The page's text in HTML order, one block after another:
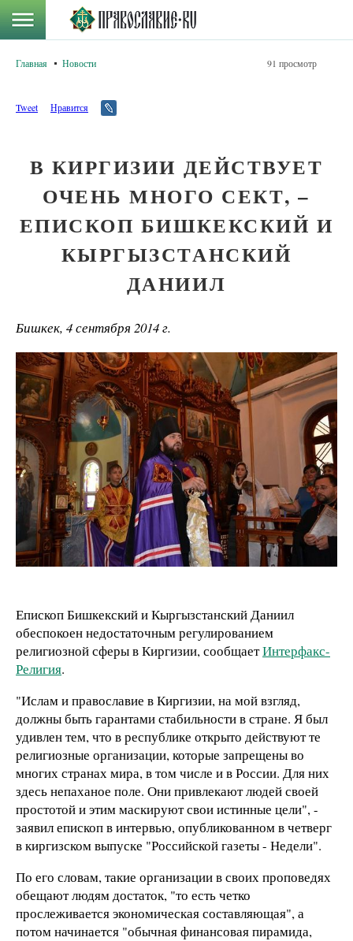
Главная Новости 91 просмотр
Tweet Нравится
В КИРГИЗИИ ДЕЙСТВУЕТ
ОЧЕНЬ МНОГО СЕКТ, –
ЕПИСКОП БИШКЕКСКИЙ И
КЫРГЫЗСТАНСКИЙ
ДАНИИЛ
Бишкек, 4 сентября 2014 г.
Епископ Бишкекский и Кыргызстанский Даниил
обеспокоен недостаточным регулированием
религиозной сферы в Киргизии, сообщаетИнтерфакс-
Религия.
"Ислам и православие в Киргизии, на мой взгляд,
должны быть гарантами стабильности в стране. Я был
удивлен тем, что в республике открыто действуют те
религиозные организации, которые запрещены во
многих странах мира, в том числе и в России. Для них
здесь непаханое поле. Они привлекают людей своей
простотой и этим маскируют свои истинные цели", -
заявил епископ в интервью, опубликованном в четверг
в киргизском выпуске "Российской газеты - Недели".
По его словам, такие организации в своих проповедях
обещают людям достаток, "то есть четко
прослеживается экономическая составляющая", а
потом начинается "обычная финансовая пирамида,